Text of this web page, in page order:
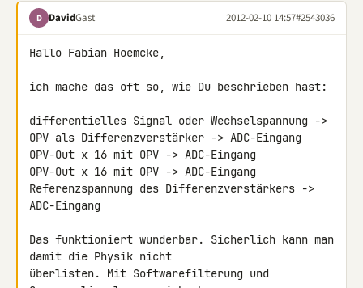
D DavidGast 2012-02-10 14:57#2543036
Hallo Fabian Hoemcke,
ich mache das oft so, wie Du beschrieben hast:
differentielles Signal oder Wechselspannung ->
OPV als Differenzverstärker -> ADC-Eingang
OPV-Out x 16 mit OPV -> ADC-Eingang
OPV-Out x 16 mit OPV -> ADC-Eingang
Referenzspannung des Differenzverstärkers ->
ADC-Eingang
Das funktioniert wunderbar. Sicherlich kann man
damit die Physik nicht
überlisten. Mit Softwarefilterung und